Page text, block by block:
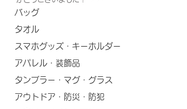
バッグ
タオル
スマホグッズ・キーホルダー
アパレル・装飾品
タンブラー・マグ・グラス
アウトドア・防災・防犯